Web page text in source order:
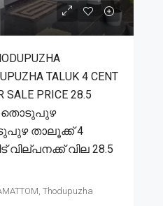
TALUK 4 CENT
SALE PRICE 28.5
തൊടുപുഴ
താലൂക്ക് 4
വില്പനക്ക് വില 28.5
Thodupuzha